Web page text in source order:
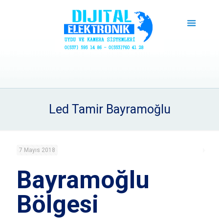
Led Tamir Bayramoğlu
7 Mayıs 2018
Bayramoğlu
Bölgesi